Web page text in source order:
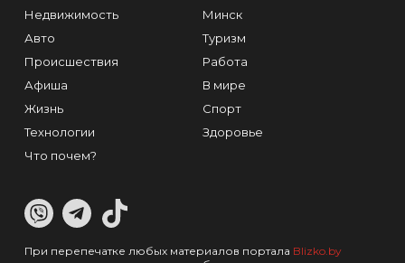
Недвижимость
Авто
Происшествия
Афиша
Жизнь
Технологии
Что почем?
Минск
Туризм
Работа
В мире
Спорт
Здоровье
При перепечатке любых материалов портала Blizko.by